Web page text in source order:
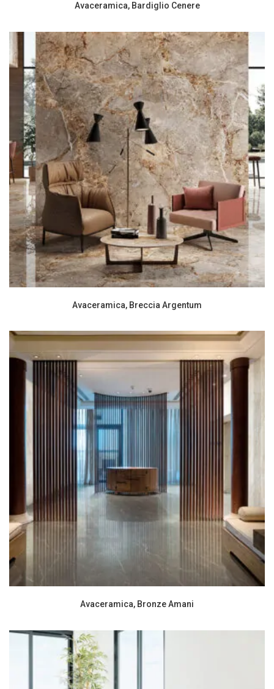
Avaceramica, Bardiglio Cenere
Avaceramica, Breccia Argentum
Avaceramica, Bronze Amani